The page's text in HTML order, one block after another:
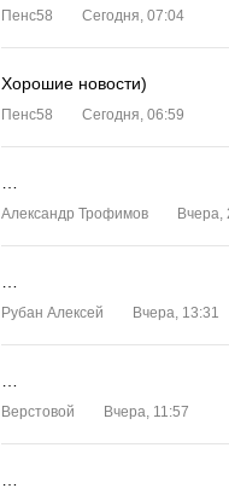
Пенс58 Сегодня, 07:04
Хорошие новости)
Пенс58 Сегодня, 06:59
Александр Трофимов Вчера,
Рубан Алексей Вчера, 13:31
Верстовой Вчера, 11:57